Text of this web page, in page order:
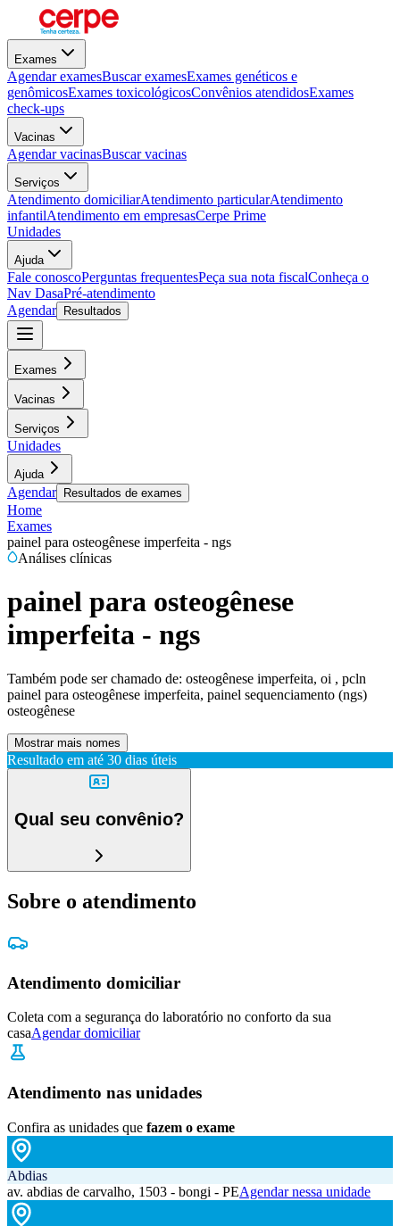
Exames
Agendar examesBuscar examesExames genéticos e
genômicosExames toxicológicosConvênios atendidosExames
check-ups
Vacinas
Agendar vacinasBuscar vacinas
Serviços
Atendimento domiciliarAtendimento particularAtendimento
infantilAtendimento em empresasCerpe Prime
Unidades
Ajuda
Fale conoscoPerguntas frequentesPeça sua nota fiscalConheça o
Nav DasaPré-atendimento
Agendar
Resultados
Exames
Vacinas
Serviços
Unidades
Ajuda
Agendar Resultados de exames
Home
Exames
painel para osteogênese imperfeita - ngs
Análises clínicas
painel para osteogênese
imperfeita - ngs
Também pode ser chamado de: osteogênese imperfeita, oi , pcln
painel para osteogênese imperfeita, painel sequenciamento (ngs)
osteogênese
Mostrar mais nomes
Resultado em até 30 dias úteis
Qual seu convênio?
Sobre o atendimento
Atendimento domiciliar
Coleta com a segurança do laboratório no conforto da sua
casaAgendar domiciliar
Atendimento nas unidades
Confira as unidades que fazem o exame
Abdias
av. abdias de carvalho, 1503 - bongi - PEAgendar nessa unidade